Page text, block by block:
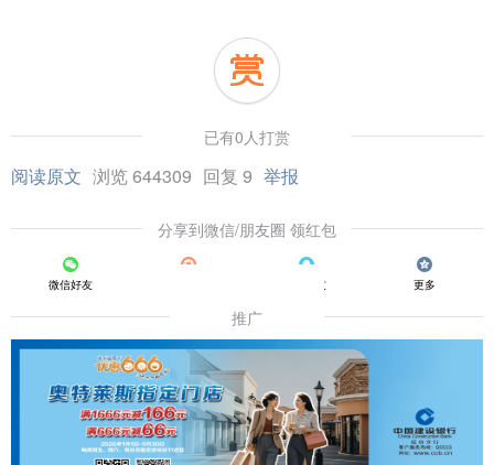
已有0人打赏
阅读原文 浏览 644309 回复 9 举报
分享到微信/朋友圈 领红包
微信好友 QQ好友 更多
推广